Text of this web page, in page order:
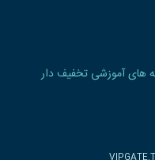
های آموزشی تخفیف دار